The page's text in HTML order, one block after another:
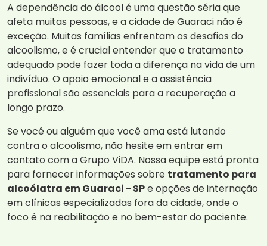
A dependência do álcool é uma questão séria que
afeta muitas pessoas, e a cidade de Guaraci não é
exceção. Muitas famílias enfrentam os desafios do
alcoolismo, e é crucial entender que o tratamento
adequado pode fazer toda a diferença na vida de um
indivíduo. O apoio emocional e a assistência
profissional são essenciais para a recuperação a
longo prazo.
Se você ou alguém que você ama está lutando
contra o alcoolismo, não hesite em entrar em
contato com a Grupo ViDA. Nossa equipe está pronta
para fornecer informações sobre tratamento para
alcoólatra em Guaraci - SPe opções de internação
em clínicas especializadas fora da cidade, onde o
foco é na reabilitação e no bem-estar do paciente.